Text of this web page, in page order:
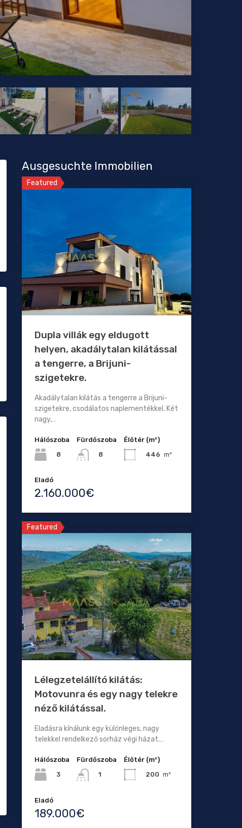
Ausgesuchte Immobilien
Featured
Dupla villák egy eldugott
helyen, akadálytalan kilátással
a tengerre, a Brijuni-
szigetekre.
Akadálytalan kilátás a tengerre a Brijuni-
szigetekre, csodálatos naplementékkel. Két
nagy,…
Hálószoba
8
Fürdőszoba
8
Élőtér (m²)
446 m²
Eladó
2.160.000€
Featured
Lélegzetelállító kilátás:
Motovunra és egy nagy telekre
néző kilátással.
Eladásra kínálunk egy különleges, nagy
telekkel rendelkező sorház végi házat.…
Hálószoba
3
Fürdőszoba
1
Élőtér (m²)
200 m²
Eladó
189.000€